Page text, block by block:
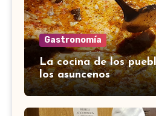
Gastronomía
La cocina de los
los asuncenos